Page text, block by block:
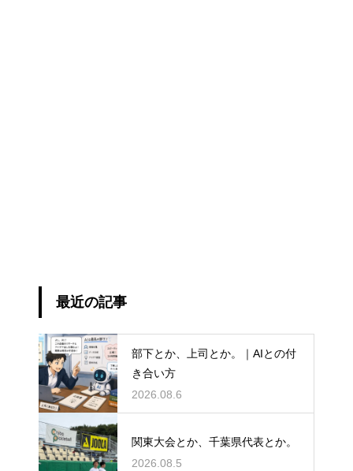
最近の記事
部下とか、上司とか。｜AIとの付
き合い方
2026.08.6
関東大会とか、千葉県代表とか。
2026.08.5